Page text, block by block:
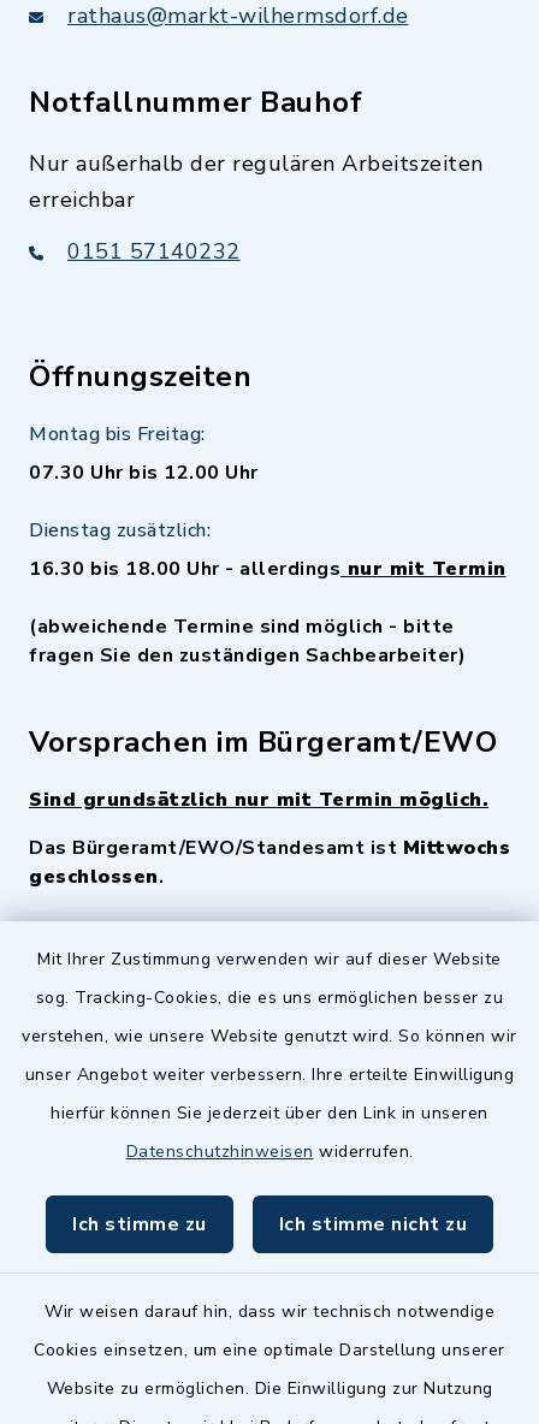
Mit Ihrer Zustimmung verwenden wir auf dieser Website
sog. Tracking-Cookies, die es uns ermöglichen besser zu
verstehen, wie unsere Website genutzt wird. So können wir
unser Angebot weiter verbessern. Ihre erteilte Einwilligung
hierfür können Sie jederzeit über den Link in unseren
Datenschutzhinweisen widerrufen.
Ich stimme zu Ich stimme nicht zu
Wir weisen darauf hin, dass wir technisch notwendige
Cookies einsetzen, um eine optimale Darstellung unserer
Website zu ermöglichen. Die Einwilligung zur Nutzung
rathaus@markt-wilhermsdorf.de
Notfallnummer Bauhof
Nur außerhalb der regulären Arbeitszeiten
erreichbar
0151 57140232
Öffnungszeiten
Montag bis Freitag:
07.30 Uhr bis 12.00 Uhr
Dienstag zusätzlich:
16.30 bis 18.00 Uhr - allerdingsnur mit Termin
(abweichende Termine sind möglich - bitte
fragen Sie den zuständigen Sachbearbeiter)
Vorsprachen im Bürgeramt/EWO
Sind grundsätzlich nur mit Termin möglich.
Das Bürgeramt/EWO/Standesamt ist Mittwochs
geschlossen.
Quicklinks
Zenngrund Allianz
Dillenberggruppe
inixmedia GmbH